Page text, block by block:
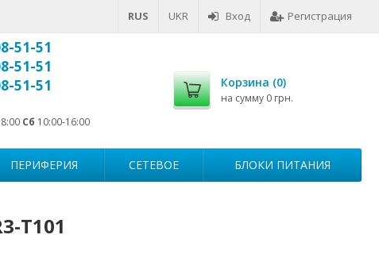
RUS UKR Вход Регистрация
51-51
51-51
51-51
Сб 10:00-16:00
Корзина (0)
на сумму 0 грн.
ПЕРИФЕРИЯ СЕТЕВОЕ БЛОКИ ПИТАНИЯ
T101